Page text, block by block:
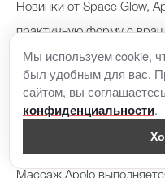
Новинки от Space Glow,
практичную форму с
удлиненного цилиндра,
обширные зоны лица.
способствует
Массаж Apolo
Мы используем cookie,
был удобным для вас.
сайтом, вы
конфиденциальности.